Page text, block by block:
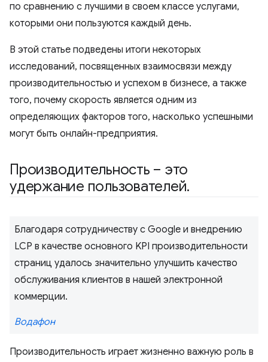
по сравнению с лучшими в своем классе услугами,
которыми они пользуются каждый день.
В этой статье подведены итоги некоторых
исследований, посвященных взаимосвязи между
производительностью и успехом в бизнесе, а также
того, почему скорость является одним из
определяющих факторов того, насколько успешными
могут быть онлайн-предприятия.
Производительность – это
удержание пользователей.
Благодаря сотрудничеству с Google и внедрению
LCP в качестве основного KPI производительности
страниц удалось значительно улучшить качество
обслуживания клиентов в нашей электронной
коммерции.
Водафон
Производительность играет жизненно важную роль в